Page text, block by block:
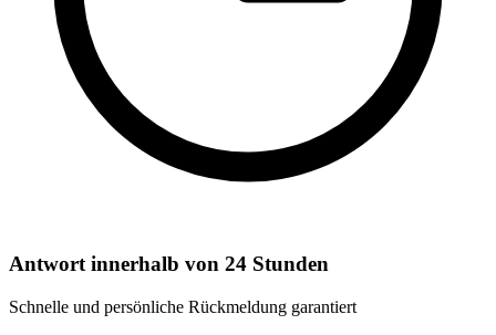
Antwort innerhalb von 24 Stunden
Schnelle und persönliche Rückmeldung garantiert